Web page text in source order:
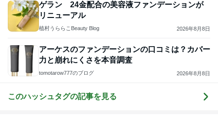
ゲラン 24金配合の美容液ファンデーションが
リニューアル
植村うららこBeauty Blog 2026年8月8日
アーケスのファンデーションの口コミは？カバー
力と崩れにくさを本音調査
tomotarow777のブログ 2026年8月8日
このハッシュタグの記事を見る